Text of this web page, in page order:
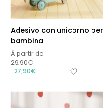
Adesivo con unicorno per
bambina
À partir de
29,90€
27,90€